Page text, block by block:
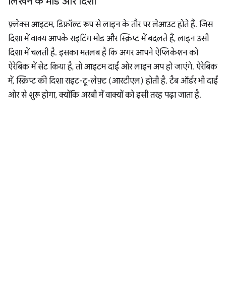
फ़्लेक्स आइटम, डिफ़ॉल्ट रूप से लाइन के तौर पर लेआउट होते हैं. जिस
दिशा में वाक्य आपके राइटिंग मोड और स्क्रिप्ट में बदलते हैं, लाइन उसी
दिशा में चलती है. इसका मतलब है कि अगर आपने ऐप्लिकेशन को
ऐरेबिक में सेट किया है, तो आइटम दाईं ओर लाइन अप हो जाएंगे. ऐरेबिक
में, स्क्रिप्ट की दिशा राइट-टू-लेफ़्ट (आरटीएल) होती है. टैब ऑर्डर भी दाईं
ओर से शुरू होगा, क्योंकि अरबी में वाक्यों को इसी तरह पढ़ा जाता है.